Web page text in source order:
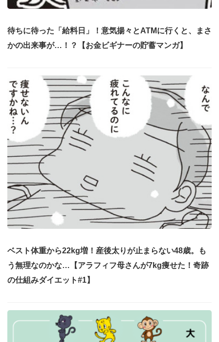
待ちに待った「給料日」！意気揚々とATMに行くと、まさ
かの出来事が…！？【お金ビギナーの貯蓄マンガ】
ベスト体重から22kg増！産後太りが止まらない48歳。も
う無理なのかな…【アラフィフ母さんが7kg痩せた！奇跡
の仕組みダイエット#1】